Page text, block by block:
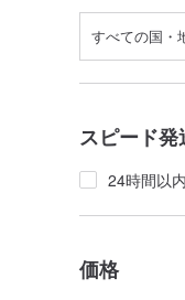
すべての国・
スピード発
24時間以
価格